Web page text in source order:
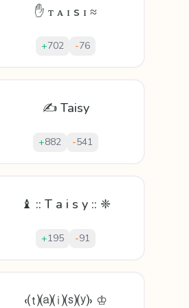
✋ ᴛ ᴀ ɪ s ɪ ≈
+702 -76
✍ Taisy
+882 -541
♝ :: T a i s y :: ❈
+195 -91
‹⒯⒜⒤⒮⒴› ♔